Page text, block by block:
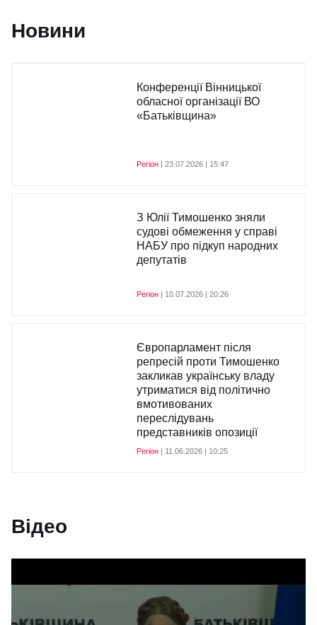
Новини
Конференції Вінницької
обласної організації ВО
«Батьківщина»
Регіон | 23.07.2026 | 15:47
З Юлії Тимошенко зняли
судові обмеження у справі
НАБУ про підкуп народних
депутатів
Регіон | 10.07.2026 | 20:26
Європарламент після
репресій проти Тимошенко
закликав українську владу
утриматися від політично
вмотивованих
переслідувань
представників опозиції
Регіон | 11.06.2026 | 10:25
Відео